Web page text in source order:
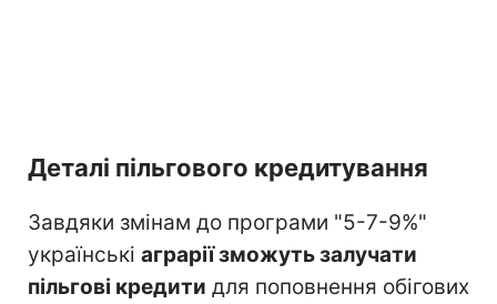
Деталі пільгового кредитування
Завдяки змінам до програми "5-7-9%"
українські аграрії зможуть залучати
пільгові кредити для поповнення обігових